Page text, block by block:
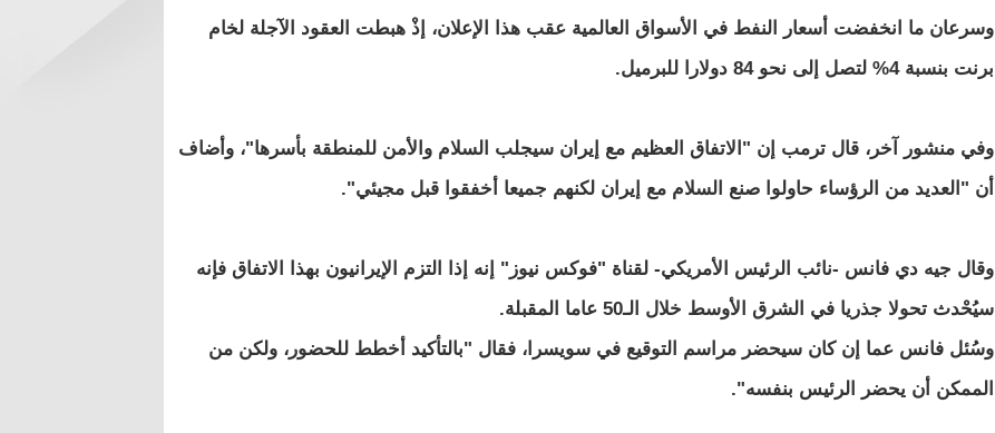
وسرعان ما انخفضت أسعار النفط في الأسواق العالمية عقب هذا الإعلان، إذْ هبطت العقود الآجلة لخام
برنت بنسبة 4% لتصل إلى نحو 84 دولارا للبرميل.
وفي منشور آخر، قال ترمب إن "الاتفاق العظيم مع إيران سيجلب السلام والأمن للمنطقة بأسرها"، وأضاف
أن "العديد من الرؤساء حاولوا صنع السلام مع إيران لكنهم جميعا أخفقوا قبل مجيئي".
وقال جيه دي فانس -نائب الرئيس الأمريكي- لقناة "فوكس نيوز" إنه إذا التزم الإيرانيون بهذا الاتفاق فإنه
سيُحْدث تحولا جذريا في الشرق الأوسط خلال الـ50 عاما المقبلة.
وسُئل فانس عما إن كان سيحضر مراسم التوقيع في سويسرا، فقال "بالتأكيد أخطط للحضور، ولكن من
الممكن أن يحضر الرئيس بنفسه".